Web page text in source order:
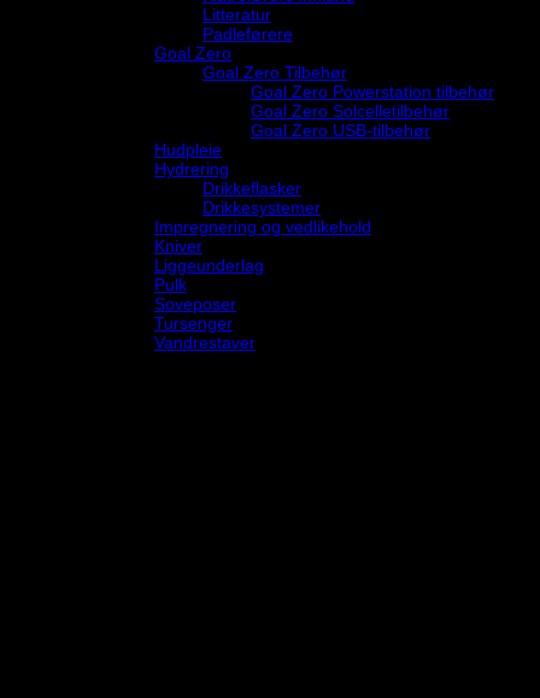
Litteratur
Padleførere
Goal Zero
Goal Zero Tilbehør
Goal Zero Powerstation tilbehør
Goal Zero Solcelletilbehør
Goal Zero USB-tilbehør
Hudpleie
Hydrering
Drikkeflasker
Drikkesystemer
Impregnering og vedlikehold
Kniver
Liggeunderlag
Pulk
Soveposer
Tursenger
Vandrestaver